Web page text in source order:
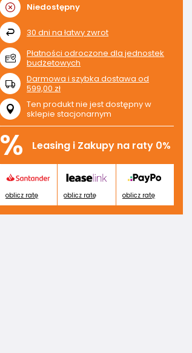
Niedostępny
30 dni na łatwy zwrot
Płatności odroczone dla jednostek
budżetowych
Darmowa i szybka dostawa od
599,00 zł
Ten produkt nie jest dostępny w
sklepie stacjonarnym
% Leasing i Zakupy na raty 0%
oblicz ratę oblicz ratę oblicz ratę